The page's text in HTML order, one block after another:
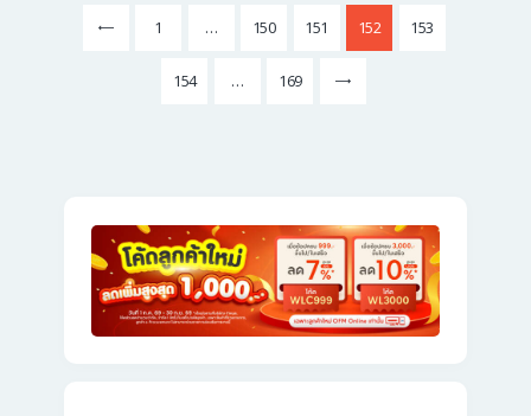
paginationPage
1 … Page
150 Page
151 Page
152 Page
153
Page
154 … Page
169